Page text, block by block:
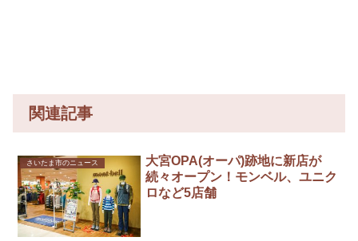
関連記事
さいたま市のニュース
大宮OPA(オーパ)跡地に新店が
続々オープン！モンベル、ユニク
ロなど5店舗